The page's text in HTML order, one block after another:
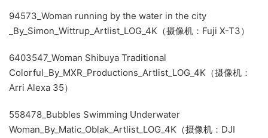
94573_Woman running by the water in the city
_By_Simon_Wittrup_Artlist_LOG_4K（摄像机：Fuji X-T3）
6403547_Woman Shibuya Traditional
Colorful_By_MXR_Productions_Artlist_LOG_4K（摄像机：
Arri Alexa 35）
558478_Bubbles Swimming Underwater
Woman_By_Matic_Oblak_Artlist_LOG_4K（摄像机：DJI